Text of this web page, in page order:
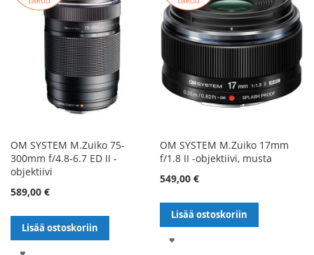
OM SYSTEM M.Zuiko 75-
300mm f/4.8-6.7 ED II -
objektiivi
589,00 €
Lisää ostoskoriin
OM SYSTEM M.Zuiko 17mm
f/1.8 II -objektiivi, musta
549,00 €
Lisää ostoskoriin